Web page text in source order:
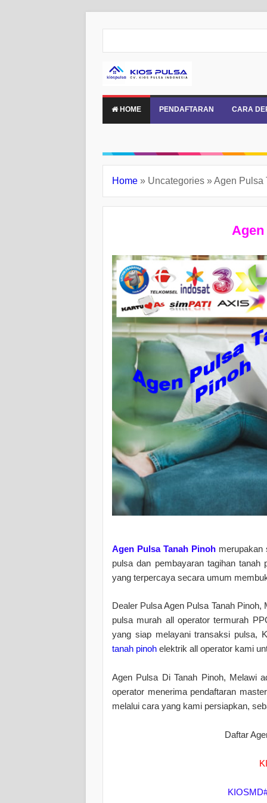
HOME PENDAFTARAN CARA
Home » Uncategories »Agen Pulsa
Agen
Agen Pulsa Tanah Pinoh merupakan
pulsa dan pembayaran tagihan tanah
yang terpercaya secara umum
Dealer Pulsa Agen Pulsa Tanah
pulsa murah all operator termurah
yang siap melayani transaksi pulsa,
tanah pinoh elektrik all operator kami
Agen Pulsa Di Tanah Pinoh, Melawi
operator menerima pendaftaran
melalui cara yang kami persiapkan,
Daftar